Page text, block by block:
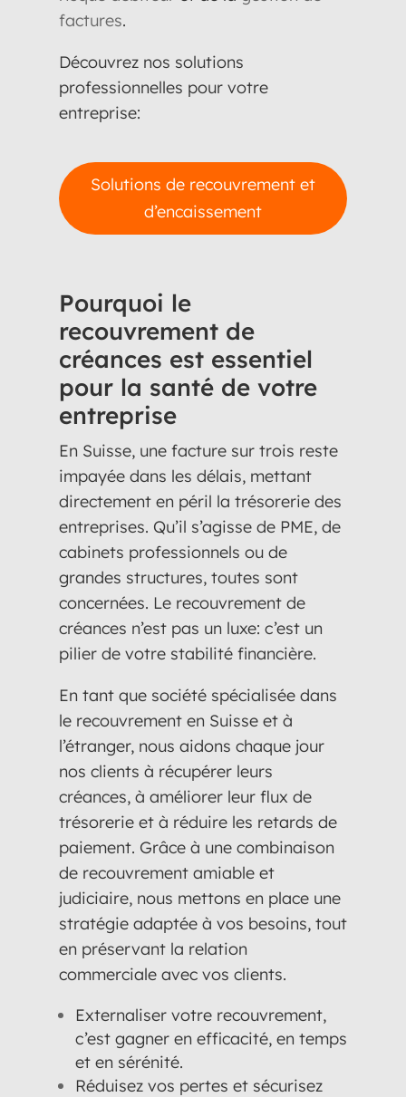
factures.
Découvrez nos solutions
professionnelles pour votre
entreprise:
Solutions de recouvrement et
d’encaissement
Pourquoi le
recouvrement de
créances est essentiel
pour la santé de votre
entreprise
En Suisse, une facture sur trois reste
impayée dans les délais, mettant
directement en péril la trésorerie des
entreprises. Qu’il s’agisse de PME, de
cabinets professionnels ou de
grandes structures, toutes sont
concernées. Le recouvrement de
créances n’est pas un luxe: c’est un
pilier de votre stabilité financière.
En tant que société spécialisée dans
le recouvrement en Suisse et à
l’étranger, nous aidons chaque jour
nos clients à récupérer leurs
créances, à améliorer leur flux de
trésorerie et à réduire les retards de
paiement. Grâce à une combinaison
de recouvrement amiable et
judiciaire, nous mettons en place une
stratégie adaptée à vos besoins, tout
en préservant la relation
commerciale avec vos clients.
Externaliser votre recouvrement,
c’est gagner en efficacité, en temps
et en sérénité.
Réduisez vos pertes et sécurisez